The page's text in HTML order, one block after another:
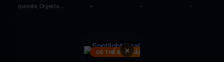
qureate, Orgesta Inc. - - -
×
CÓ THỂ BẠN CẦN